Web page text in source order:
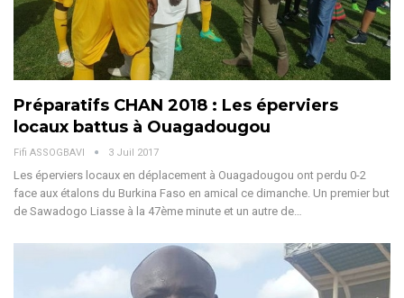
Préparatifs CHAN 2018 : Les éperviers
locaux battus à Ouagadougou
Fifi ASSOGBAVI 3 Juil 2017
Les éperviers locaux en déplacement à Ouagadougou ont perdu 0-2
face aux étalons du Burkina Faso en amical ce dimanche. Un premier but
de Sawadogo Liasse à la 47ème minute et un autre de…